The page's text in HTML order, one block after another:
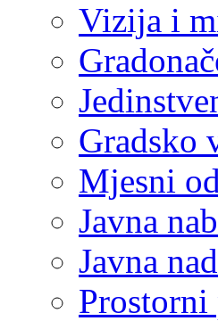
Vizija i
Gradsko
Mjesni
Javna
Javna
Prostorni